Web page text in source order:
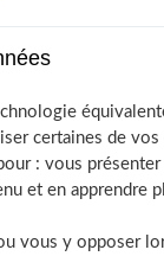
besoin
certaines de vos
: vous
et en apprendre
vous y opposer